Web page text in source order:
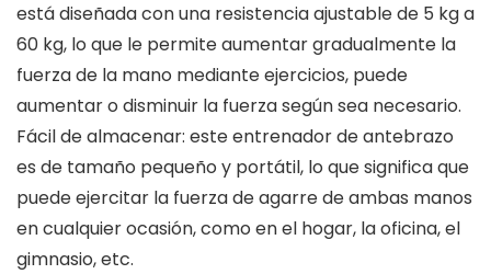
está diseñada con una resistencia ajustable de 5 kg a
60 kg, lo que le permite aumentar gradualmente la
fuerza de la mano mediante ejercicios, puede
aumentar o disminuir la fuerza según sea necesario.
Fácil de almacenar: este entrenador de antebrazo
es de tamaño pequeño y portátil, lo que significa que
puede ejercitar la fuerza de agarre de ambas manos
en cualquier ocasión, como en el hogar, la oficina, el
gimnasio, etc.